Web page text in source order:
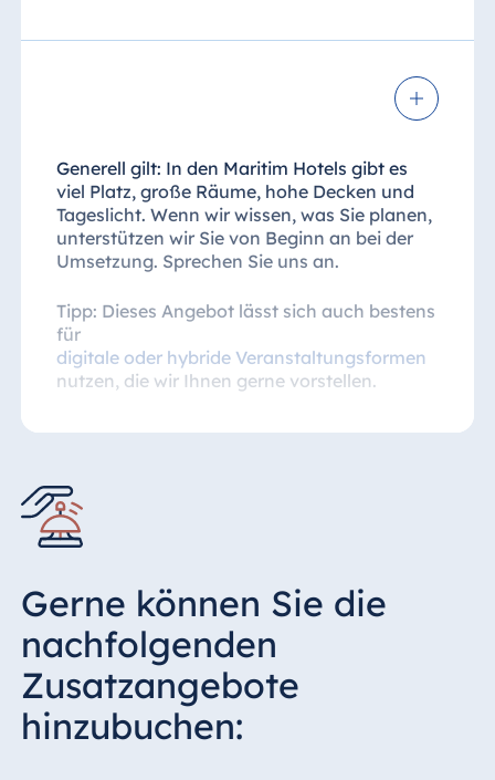
Kaffeespezialitäten, eine Teeauswahl,
Generell gilt: In den Maritim Hotels gibt es
viel Platz, große Räume, hohe Decken und
Tageslicht. Wenn wir wissen, was Sie planen,
unterstützen wir Sie von Beginn an bei der
Umsetzung. Sprechen Sie uns an.
Tipp: Dieses Angebot lässt sich auch bestens
für
digitale oder hybride Veranstaltungsformen
nutzen, die wir Ihnen gerne vorstellen.
Gerne können Sie die
nachfolgenden
Zusatzangebote
hinzubuchen: